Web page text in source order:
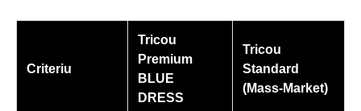
Criteriu
Tricou
Premium
BLUE
DRESS
Tricou
Standard
(Mass-Market)